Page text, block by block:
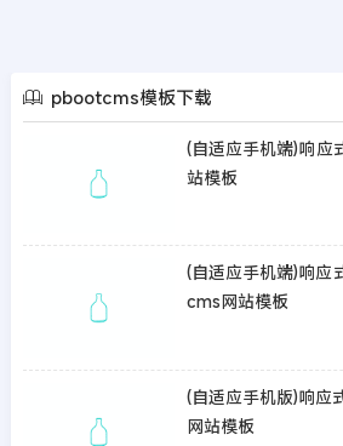
pbootcms模板下载
(自适应手机端)响
站模板
(自适应手机端)响
cms网站模板
(自适应手机版)响应
网站模板